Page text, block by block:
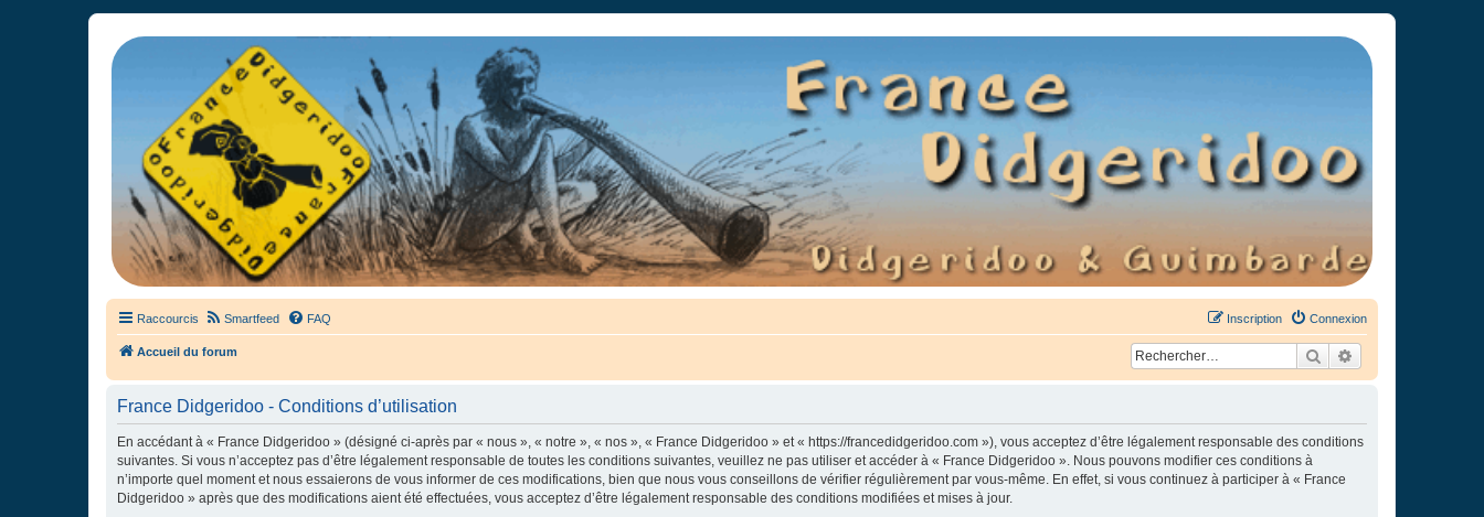
France Didgeridoo
Didgeridoo et Guimbarde sur France Didgeridoo - retrouvez la communauté.
Raccourcis Smartfeed FAQ Connexion
Inscription
Accueil du forum Rechercher
France Didgeridoo - Conditions d’utilisation
En accédant à « France Didgeridoo » (désigné ci-après par « nous », « notre », « nos », « France Didgeridoo » et « https://francedidgeridoo.com »), vous acceptez d’être légalement responsable des conditions
suivantes. Si vous n’acceptez pas d’être légalement responsable de toutes les conditions suivantes, veuillez ne pas utiliser et accéder à « France Didgeridoo ». Nous pouvons modifier ces conditions à
n’importe quel moment et nous essaierons de vous informer de ces modifications, bien que nous vous conseillons de vérifier régulièrement par vous-même. En effet, si vous continuez à participer à « France
Didgeridoo » après que des modifications aient été effectuées, vous acceptez d’être légalement responsable des conditions modifiées et mises à jour.